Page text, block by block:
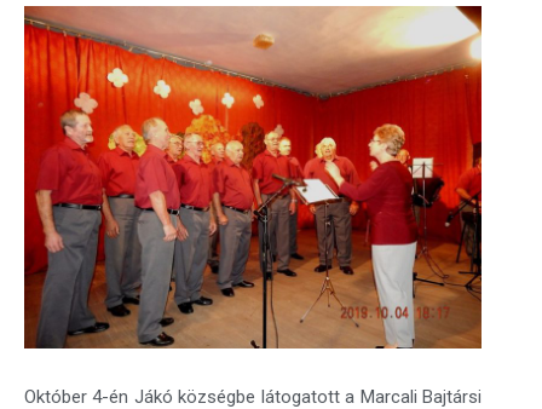
Október 4-én Jákó községbe látogatott a Marcali Bajtársi